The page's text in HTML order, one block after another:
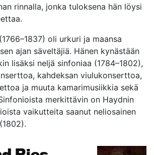
rinnalla, jonka tuloksena hän löysi
(1766–1837) oli urkuri ja maansa
ajan säveltäjiä. Hänen kynästään
lisäksi neljä sinfoniaa (1784–1802),
kahdeksan viulukonserttoa,
ja muuta kamarimusiikkia sekä
merkittävin on Haydnin
vaikutteita saanut neliosainen